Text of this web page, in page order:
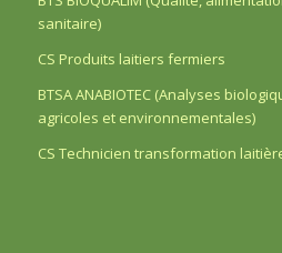
sanitaire)
CS Produits laitiers fermiers
BTSA ANABIOTEC (Analyses
agricoles et environnementales)
CS Technicien transformation